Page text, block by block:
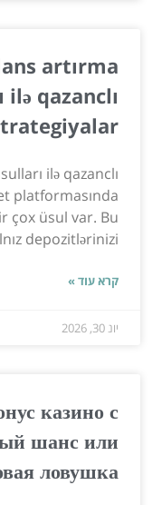
artırma
ilə qazanclı
ilə qazanclı
platformasında
çox üsul var. Bu
depozitlərinizi...
קרא עוד »
יונ 30, 2026
казино с
шанс или
ловушка